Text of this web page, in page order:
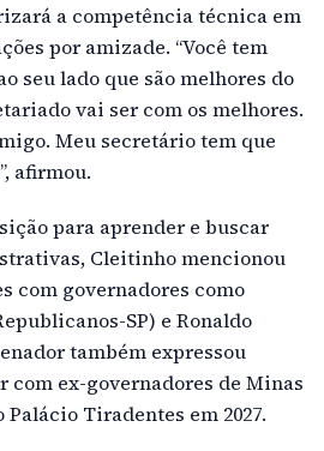
a competência técnica em
por amizade. “Você tem
seu lado que são melhores do
vai ser com os melhores.
Meu secretário tem que
afirmou.
para aprender e buscar
Cleitinho mencionou
com governadores como
SP) e Ronaldo
também expressou
com ex-governadores de Minas
Palácio Tiradentes em 2027.